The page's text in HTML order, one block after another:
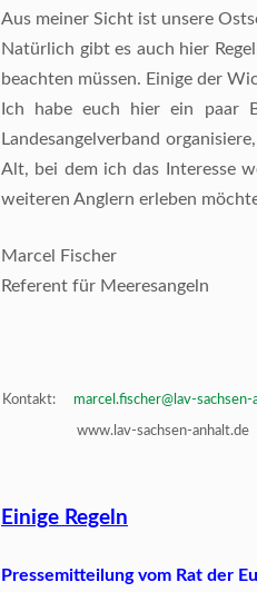
Aus meiner Sicht ist unsere
Natürlich gibt es auch hier
beachten müssen. Einige der
Ich habe euch hier ein paar
Landesangelverband
Alt, bei dem ich das Interesse
weiteren Anglern erleben
Marcel Fischer
Referent für Meeresangeln
Kontakt:
marcel.fischer@lav-sachsen-
www.lav-sachsen-anhalt.de
Einige Regeln
Pressemitteilung vom Rat der